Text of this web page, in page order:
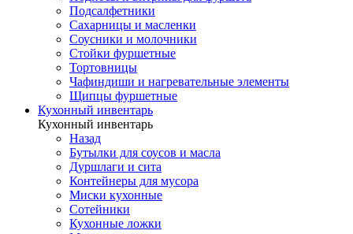
Подсалфетники
Сахарницы и масленки
Соусники и молочники
Стойки фуршетные
Тортовницы
Чафиндиши и нагревательные элементы
Щипцы фуршетные
Кухонный инвентарь
Кухонный инвентарь
Назад
Бутылки для соусов и масла
Дуршлаги и сита
Контейнеры для мусора
Миски кухонные
Сотейники
Кухонные ложки